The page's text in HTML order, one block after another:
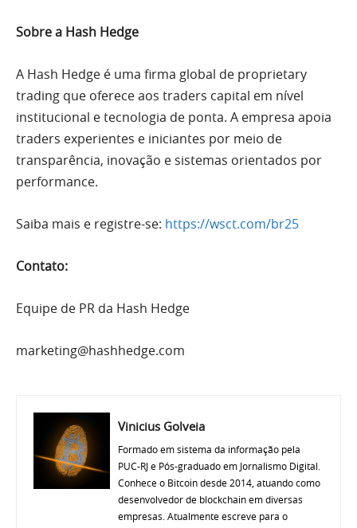
Sobre a Hash Hedge
A Hash Hedge é uma firma global de proprietary
trading que oferece aos traders capital em nível
institucional e tecnologia de ponta. A empresa apoia
traders experientes e iniciantes por meio de
transparência, inovação e sistemas orientados por
performance.
Saiba mais e registre-se: https://wsct.com/br25
Contato:
Equipe de PR da Hash Hedge
marketing@hashhedge.com
Vinicius Golveia
Formado em sistema da informação pela
PUC-RJ e Pós-graduado em Jornalismo Digital.
Conhece o Bitcoin desde 2014, atuando como
desenvolvedor de blockchain em diversas
empresas. Atualmente escreve para o